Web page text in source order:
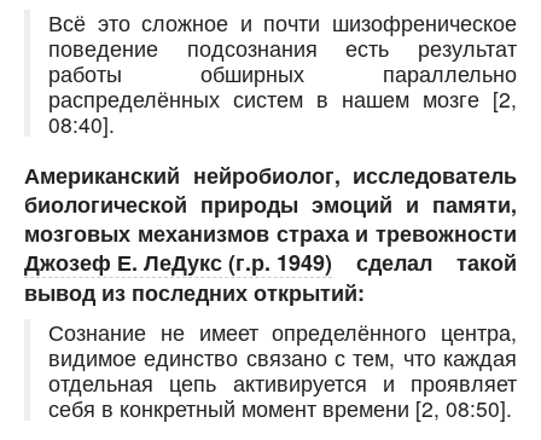
Всё это сложное и почти шизофреническое
поведение подсознания есть результат
работы обширных параллельно
распределённых систем в нашем мозге [2,
08:40].
Американский нейробиолог, исследователь
биологической природы эмоций и памяти,
мозговых механизмов страха и тревожности
Джозеф Е. ЛеДукс (г.р. 1949) сделал такой
вывод из последних открытий:
Сознание не имеет определённого центра,
видимое единство связано с тем, что каждая
отдельная цепь активируется и проявляет
себя в конкретный момент времени [2, 08:50].